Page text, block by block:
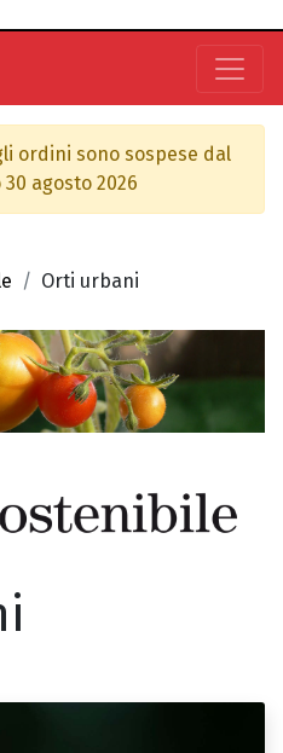
ordini sono sospese dal
agosto 2026
Orti urbani